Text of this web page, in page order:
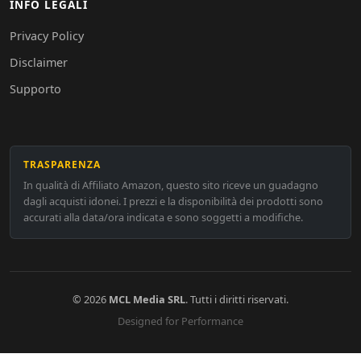
INFO LEGALI
Privacy Policy
Disclaimer
Supporto
TRASPARENZA
In qualità di Affiliato Amazon, questo sito riceve un guadagno
dagli acquisti idonei. I prezzi e la disponibilità dei prodotti sono
accurati alla data/ora indicata e sono soggetti a modifiche.
© 2026 MCL Media SRL. Tutti i diritti riservati.
Designed for Performance